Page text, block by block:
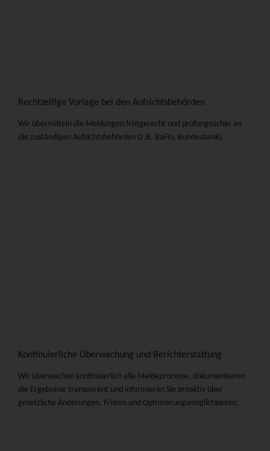
Rechtzeitige Vorlage bei den Aufsichtsbehörden
Wir übermitteln die Meldungen fristgerecht und prüfungssicher an
die zuständigen Aufsichtsbehörden (z.B. BaFin, Bundesbank).
Kontinuierliche Überwachung und Berichterstattung
Wir überwachen kontinuierlich alle Meldeprozesse, dokumentieren
die Ergebnisse transparent und informieren Sie proaktiv über
gesetzliche Änderungen, Fristen und Optimierungsmöglichkeiten.